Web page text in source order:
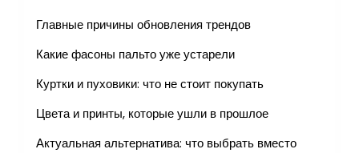
Главные причины обновления трендов
Какие фасоны пальто уже устарели
Куртки и пуховики: что не стоит покупать
Цвета и принты, которые ушли в прошлое
Актуальная альтернатива: что выбрать вместо